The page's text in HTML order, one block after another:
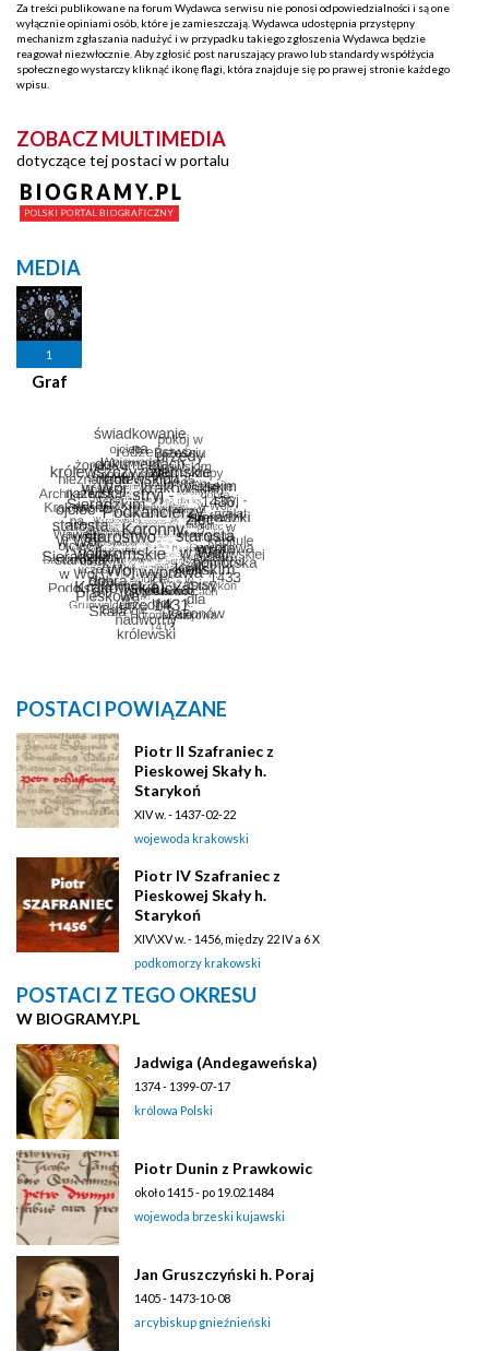
Za treści publikowane na forum Wydawca serwisu nie ponosi odpowiedzialności i są one
wyłącznie opiniami osób, które je zamieszczają. Wydawca udostępnia przystępny
mechanizm zgłaszania nadużyć i w przypadku takiego zgłoszenia Wydawca będzie
reagował niezwłocznie. Aby zgłosić post naruszający prawo lub standardy współżycia
społecznego wystarczy kliknąć ikonę flagi, która znajduje się po prawej stronie każdego
wpisu.
ZOBACZ MULTIMEDIA
dotyczące tej postaci w portalu
MEDIA
1
Graf
POSTACI POWIĄZANE
Piotr II Szafraniec z
Pieskowej Skały h.
Starykoń
XIV w. - 1437-02-22
wojewoda krakowski
Piotr IV Szafraniec z
Pieskowej Skały h.
Starykoń
XIV\XV w. - 1456, między 22 IV a 6 X
podkomorzy krakowski
POSTACI Z TEGO OKRESU
W BIOGRAMY.PL
Jadwiga (Andegaweńska)
1374 - 1399-07-17
królowa Polski
Piotr Dunin z Prawkowic
około 1415 - po 19.02.1484
wojewoda brzeski kujawski
Jan Gruszczyński h. Poraj
1405 - 1473-10-08
arcybiskup gnieźnieński